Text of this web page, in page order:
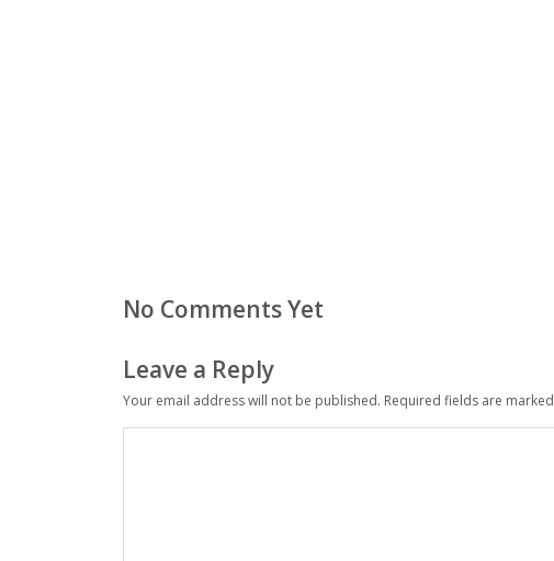
No Comments Yet
Leave a Reply
Your email address will not be published. Required fields are marked